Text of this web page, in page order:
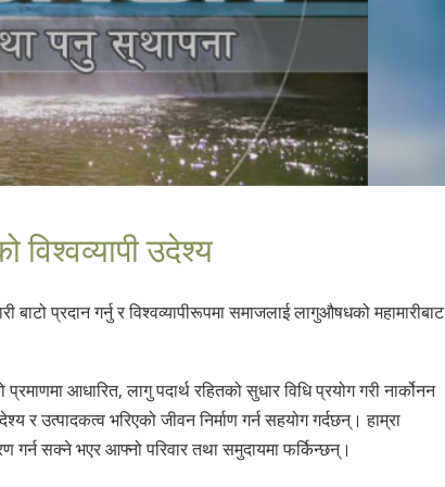
विश्वव्यापी उदेश्य
प्रदान गर्नु र विश्वव्यापीरूपमा समाजलाई लागुऔषधको महामारीबाट
आधारित, लागु पदार्थ रहितको सुधार विधि प्रयोग गरी नार्कोनन
उत्पादकत्व भरिएको जीवन निर्माण गर्न सहयोग गर्दछन्। हाम्रा
सक्ने भएर आफ्नो परिवार तथा समुदायमा फर्किन्छन्।